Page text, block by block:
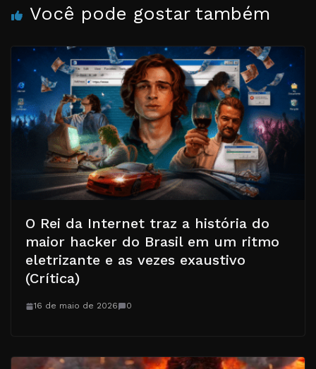
Você pode gostar também
O Rei da Internet traz a história do
maior hacker do Brasil em um ritmo
eletrizante e as vezes exaustivo
(Crítica)
16 de maio de 2026 0